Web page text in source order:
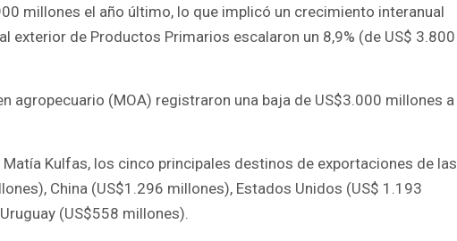
millones el año último, lo que implicó un crecimiento interanual
exterior de Productos Primarios escalaron un 8,9% (de US$ 3.800
agropecuario (MOA) registraron una baja de US$3.000 millones a
Kulfas, los cinco principales destinos de exportaciones de las
China (US$1.296 millones), Estados Unidos (US$ 1.193
(US$558 millones).